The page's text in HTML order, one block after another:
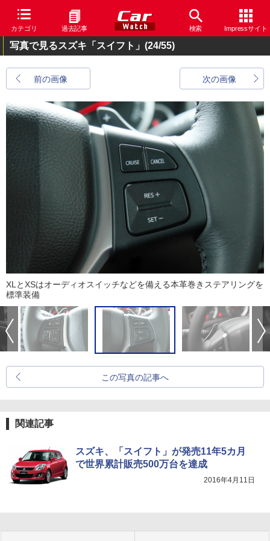
カテゴリ 過去記事 検索 Impressサイト
写真で見るスズキ「スイフト」 (24/55)
前の画像 次の画像
XLとXSはオーディオスイッチなどを備える本革巻きステアリングを
標準装備
この写真の記事へ
関連記事
スズキ、「スイフト」が発売11年5カ月
で世界累計販売500万台を達成
2016年4月11日